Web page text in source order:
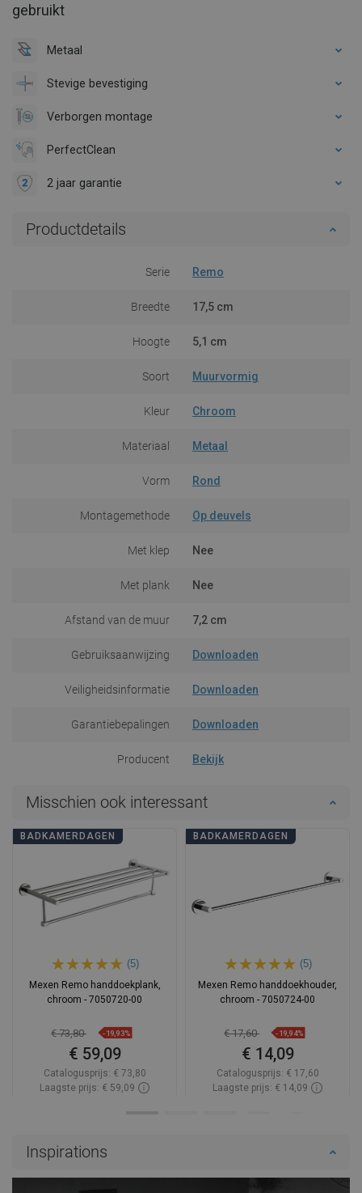
gebruikt
Metaal
Stevige bevestiging
Verborgen montage
PerfectClean
2 jaar garantie
Productdetails
Serie Remo
Breedte 17,5 cm
Hoogte 5,1 cm
Soort Muurvormig
Kleur Chroom
Materiaal Metaal
Vorm Rond
Montagemethode Op deuvels
Met klep Nee
Met plank Nee
Afstand van de muur 7,2 cm
Gebruiksaanwijzing Downloaden
Veiligheidsinformatie Downloaden
Garantiebepalingen Downloaden
Producent Bekijk
Misschien ook interessant
BADKAMERDAGEN
(5)
Mexen Remo handdoekplank,
chroom - 7050720-00
€ 73,80 -19,93%
€ 59,09
Catalogusprijs: € 73,80
Laagste prijs: € 59,09
BADKAMERDAGEN
(5)
Mexen Remo handdoekhouder,
chroom - 7050724-00
€ 17,60 -19,94%
€ 14,09
Catalogusprijs: € 17,60
Laagste prijs: € 14,09
Inspirations